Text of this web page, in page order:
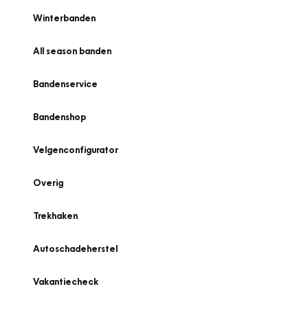
Winterbanden
All season banden
Bandenservice
Bandenshop
Velgenconfigurator
Overig
Trekhaken
Autoschadeherstel
Vakantiecheck